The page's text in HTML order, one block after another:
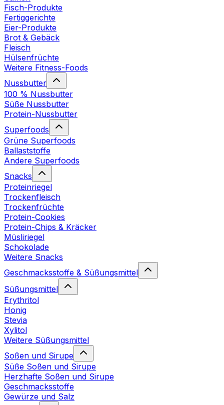
Fisch-Produkte
Fertiggerichte
Eier-Produkte
Brot & Gebäck
Fleisch
Hülsenfrüchte
Weitere Fitness-Foods
Nussbutter
100 % Nussbutter
Süße Nussbutter
Protein-Nussbutter
Superfoods
Grüne Superfoods
Ballaststoffe
Andere Superfoods
Snacks
Proteinriegel
Trockenfleisch
Trockenfrüchte
Protein-Cookies
Protein-Chips & Kräcker
Müsliriegel
Schokolade
Weitere Snacks
Geschmacksstoffe & Süßungsmittel
Süßungsmittel
Erythritol
Honig
Stevia
Xylitol
Weitere Süßungsmittel
Soßen und Sirupe
Süße Soßen und Sirupe
Herzhafte Soßen und Sirupe
Geschmacksstoffe
Gewürze und Salz